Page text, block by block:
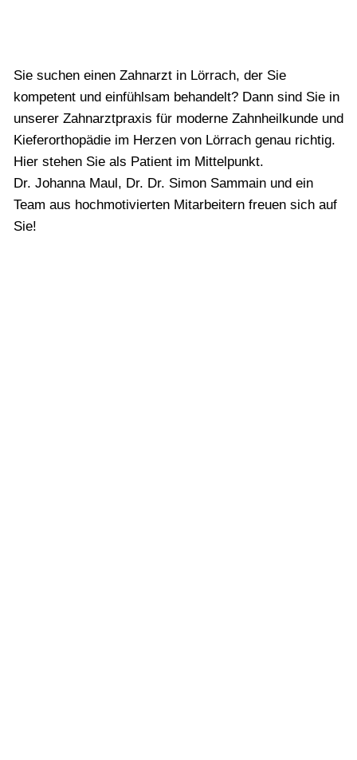
Sie suchen einen Zahnarzt in Lörrach, der Sie
kompetent und einfühlsam behandelt? Dann sind Sie in
unserer Zahnarztpraxis für moderne Zahnheilkunde und
Kieferorthopädie im Herzen von Lörrach genau richtig.
Hier stehen Sie als Patient im Mittelpunkt.
Dr. Johanna Maul, Dr. Dr. Simon Sammain und ein
Team aus hochmotivierten Mitarbeitern freuen sich auf
Sie!